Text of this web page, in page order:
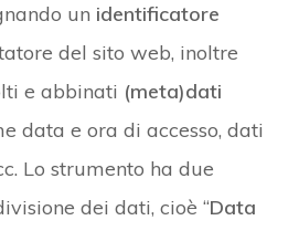
un identificatore
del sito web, inoltre
e abbinati (meta)dati
data e ora di accesso, dati
Lo strumento ha due
dei dati, cioè “Data